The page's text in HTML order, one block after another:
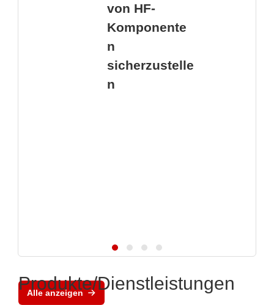
von HF-
Komponente
n
sicherzustelle
n
Alle anzeigen
Produkte/Dienstleistungen